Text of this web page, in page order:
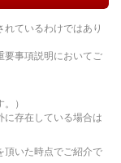
ているわけではあり
要事項説明においてご
）
に存在している場合は
頂いた時点でご紹介で